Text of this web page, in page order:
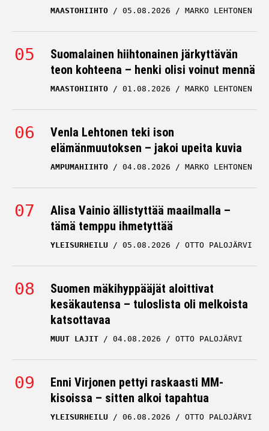
MAASTOHIIHTO 05.08.2026 MARKO LEHTONEN
Suomalainen hiihtonainen järkyttävän
teon kohteena – henki olisi voinut mennä
MAASTOHIIHTO 01.08.2026 MARKO LEHTONEN
Venla Lehtonen teki ison
elämänmuutoksen – jakoi upeita kuvia
AMPUMAHIIHTO 04.08.2026 MARKO LEHTONEN
Alisa Vainio ällistyttää maailmalla –
tämä temppu ihmetyttää
YLEISURHEILU 05.08.2026 OTTO PALOJÄRVI
Suomen mäkihyppääjät aloittivat
kesäkautensa – tuloslista oli melkoista
katsottavaa
MUUT LAJIT 04.08.2026 OTTO PALOJÄRVI
Enni Virjonen pettyi raskaasti MM-
kisoissa – sitten alkoi tapahtua
YLEISURHEILU 06.08.2026 OTTO PALOJÄRVI